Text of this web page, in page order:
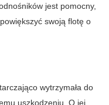
jest pomocny,
swoją flotę o
wytrzymała do
uszkodzeniu. O jej